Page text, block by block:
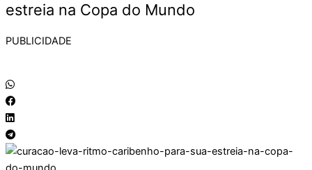
estreia na Copa do Mundo
PUBLICIDADE